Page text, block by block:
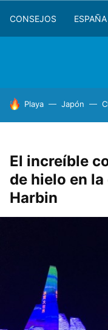
CONSEJOS ESPAÑA
HOY SE HABLA DE
Playa Japón
El increíble
de hielo en
Harbin